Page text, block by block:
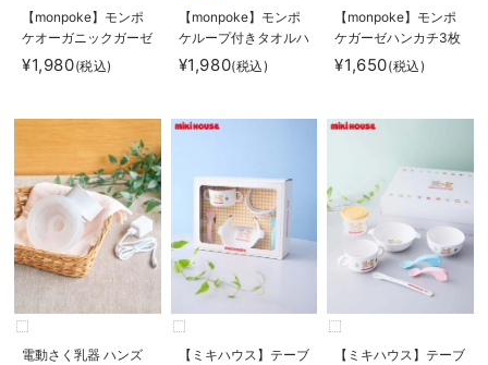
【monpoke】モンポ
ケオーガニックガーゼ
ハンカチ3枚組
¥1,980(税込)
【monpoke】モンポ
ケループ付きタオルハ
ンカチ
¥1,980(税込)
【monpoke】モンポ
ケガーゼハンカチ3枚
組
¥1,650(税込)
電動さく乳器 ハンズ
【ミキハウス】テーブ
【ミキハウス】テーブ